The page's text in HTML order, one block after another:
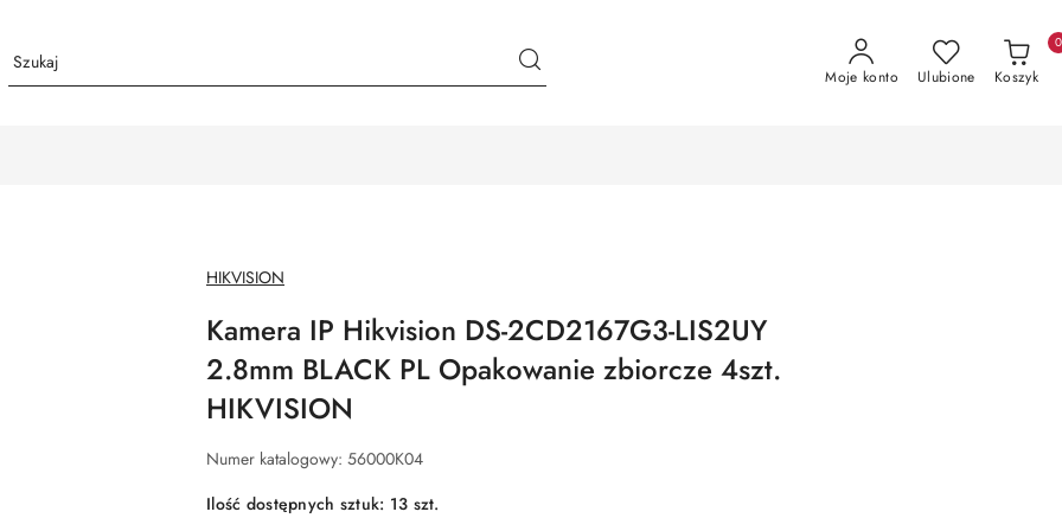
Moje konto Ulubione Koszyk
0
NAZWA
PRODUCENTA:
HIKVISION
Kamera IP Hikvision DS-2CD2167G3-LIS2UY
2.8mm BLACK PL Opakowanie zbiorcze 4szt.
HIKVISION
Numer katalogowy: 56000K04
Ilość dostępnych sztuk: 13 szt.